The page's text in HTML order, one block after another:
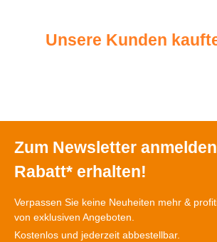
Unsere Kunden
Zum Newsletter
Rabatt* erhalten!
Verpassen Sie keine Neuheiten mehr &
von exklusiven Angeboten.
Kostenlos und jederzeit abbestellbar.